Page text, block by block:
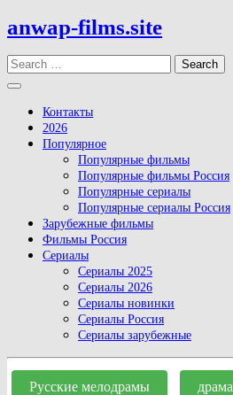
Skip
to
content
anwap-films.site
Search
Open
Button
Контакты
2026
Популярное
Популярные фильмы
Популярные фильмы Россия
Популярные сериалы
Популярные сериалы Россия
Зарубежные фильмы
Фильмы Россия
Сериалы
Сериалы 2025
Сериалы 2026
Сериалы новинки
Сериалы Россия
Сериалы зарубежные
Close
Button
Русские мелодрамы драма